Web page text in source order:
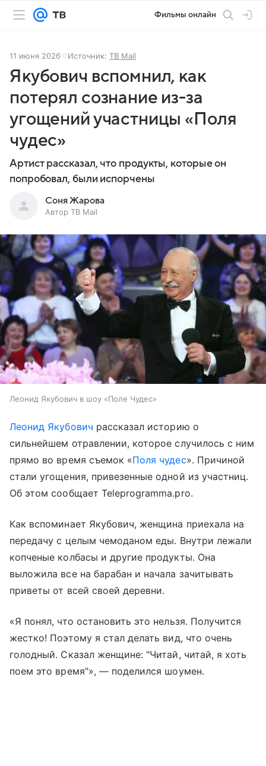
Фильмы онлайн
11 июня 2026 Источник: ТВ Mail
Якубович вспомнил, как
потерял сознание из-за
угощений участницы «Поля
чудес»
Артист рассказал, что продукты, которые он
попробовал, были испорчены
Соня Жарова
Автор ТВ Mail
Леонид Якубович в шоу «Поле Чудес»
Леонид Якубович рассказал историю о
сильнейшем отравлении, которое случилось с ним
прямо во время съемок «Поля чудес». Причиной
стали угощения, привезенные одной из участниц.
Об этом сообщает Teleprogramma.pro.
Как вспоминает Якубович, женщина приехала на
передачу с целым чемоданом еды. Внутри лежали
копченые колбасы и другие продукты. Она
выложила все на барабан и начала зачитывать
приветы от всей своей деревни.
«Я понял, что остановить это нельзя. Получится
жестко! Поэтому я стал делать вид, что очень
голодный. Сказал женщине: "Читай, читай, я хоть
поем это время"», — поделился шоумен.